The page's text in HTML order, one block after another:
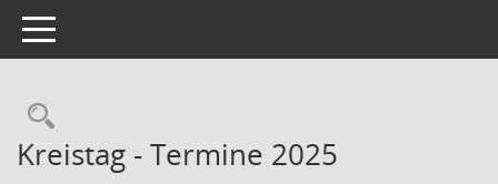
Toggle navigation
Kreistag - Termine 2025